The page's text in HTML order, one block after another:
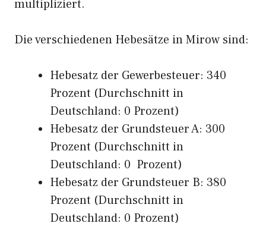
multipliziert.
Die verschiedenen Hebesätze in Mirow sind:
Hebesatz der Gewerbesteuer: 340
Prozent (Durchschnitt in
Deutschland: 0 Prozent)
Hebesatz der Grundsteuer A: 300
Prozent (Durchschnitt in
Deutschland: 0 Prozent)
Hebesatz der Grundsteuer B: 380
Prozent (Durchschnitt in
Deutschland: 0 Prozent)